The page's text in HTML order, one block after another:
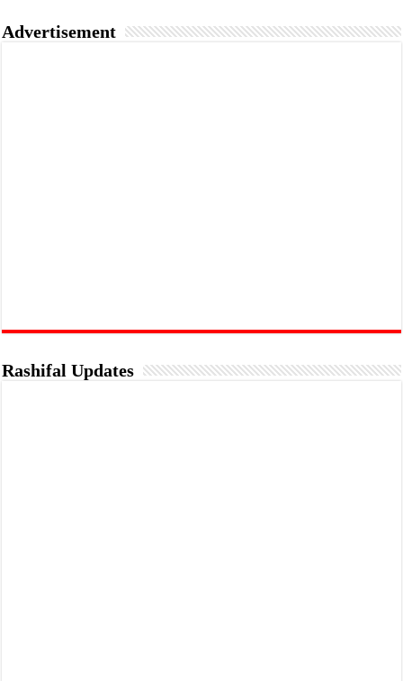
Advertisement
Rashifal Updates